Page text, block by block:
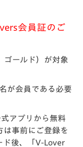
会員証のご
ゴールド）が対象
が会員である必要
アプリから無料
は事前にご登録を
ド後、「V-Lover